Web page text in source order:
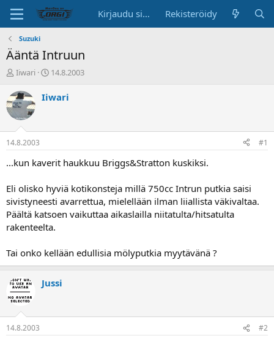
Kirjaudu sisään Rekisteröidy
Suzuki
Ääntä Intruun
K
s
k
u
s
t
e
l
a
l
o
i
t
a
a
Iiwari
A
o
p
ä
ä
14.8.2003
Iiwari
14.8.2003 #1
...kun kaverit haukkuu Briggs&Stratton kuskiksi.
Eli olisko hyviä kotikonsteja millä 750cc Intrun putkia saisi
sivistyneesti avarrettua, mielellään ilman liiallista väkivaltaa.
Päältä katsoen vaikuttaa aikaslailla niitatulta/hitsatulta
rakenteelta.
Tai onko kellään edullisia mölyputkia myytävänä ?
Jussi
14.8.2003 #2